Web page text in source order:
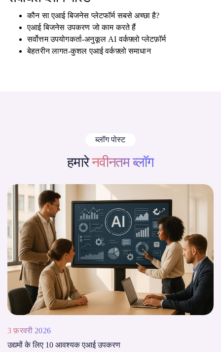
कौन सा एआई बिजनेस प्लेटफॉर्म सबसे अच्छा है?
एआई बिजनेस उपकरण जो काम करते हैं
सर्वोत्तम उपयोगकर्ता-अनुकूल AI वर्कफ़्लो प्लेटफ़ॉर्म
बेहतरीन लागत-कुशल एआई वर्कफ़्लो समाधान
ब्लॉग पोस्ट
हमारेनवीनतम ब्लॉग
3 फ़रवरी 2026
उद्यमों के लिए 10 आवश्यक एआई उपकरण